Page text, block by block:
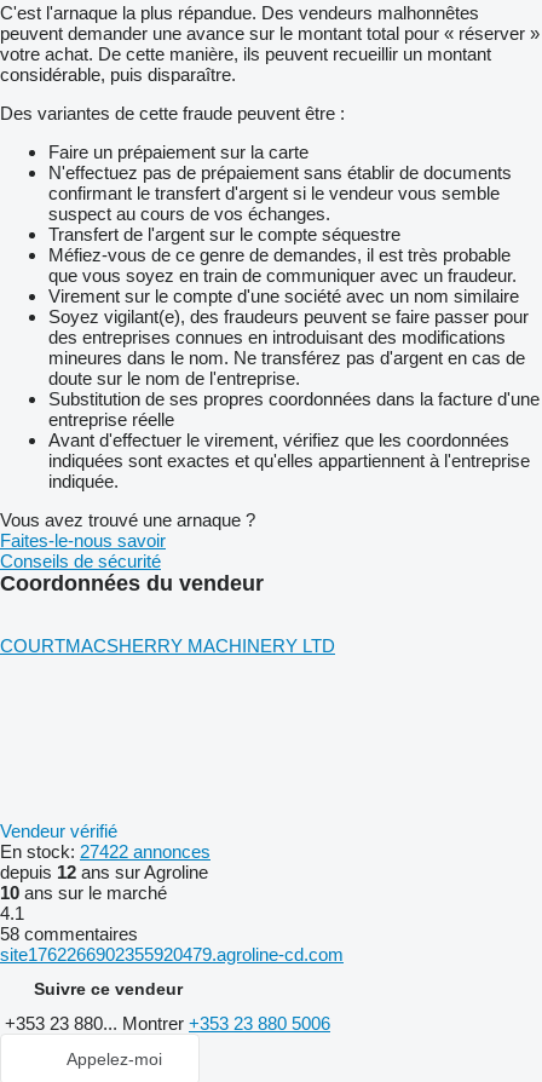
C'est l'arnaque la plus répandue. Des vendeurs malhonnêtes
peuvent demander une avance sur le montant total pour « réserver »
votre achat. De cette manière, ils peuvent recueillir un montant
considérable, puis disparaître.
Des variantes de cette fraude peuvent être :
Faire un prépaiement sur la carte
N'effectuez pas de prépaiement sans établir de documents
confirmant le transfert d'argent si le vendeur vous semble
suspect au cours de vos échanges.
Transfert de l'argent sur le compte séquestre
Méfiez-vous de ce genre de demandes, il est très probable
que vous soyez en train de communiquer avec un fraudeur.
Virement sur le compte d'une société avec un nom similaire
Soyez vigilant(e), des fraudeurs peuvent se faire passer pour
des entreprises connues en introduisant des modifications
mineures dans le nom. Ne transférez pas d'argent en cas de
doute sur le nom de l'entreprise.
Substitution de ses propres coordonnées dans la facture d'une
entreprise réelle
Avant d'effectuer le virement, vérifiez que les coordonnées
indiquées sont exactes et qu'elles appartiennent à l'entreprise
indiquée.
Vous avez trouvé une arnaque ?
Faites-le-nous savoir
Conseils de sécurité
Coordonnées du vendeur
COURTMACSHERRY MACHINERY LTD
Vendeur vérifié
En stock: 27422 annonces
depuis 12 ans sur Agroline
10 ans sur le marché
4.1
58 commentaires
site1762266902355920479.agroline-cd.com
Suivre ce vendeur
+353 23 880... Montrer +353 23 880 5006
Appelez-moi